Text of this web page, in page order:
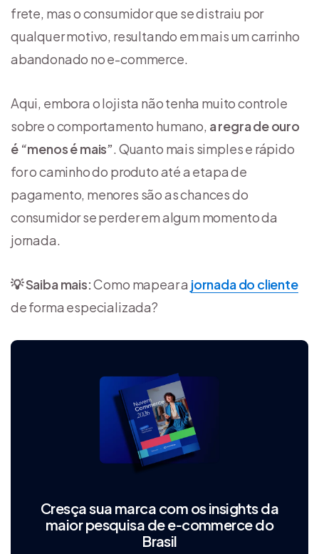
frete, mas o consumidor que se distraiu por
qualquer motivo, resultando em mais um carrinho
abandonado no e-commerce.
Aqui, embora o lojista não tenha muito controle
sobre o comportamento humano, a regra de ouro
é “menos é mais”. Quanto mais simples e rápido
for o caminho do produto até a etapa de
pagamento, menores são as chances do
consumidor se perder em algum momento da
jornada.
💡 Saiba mais:Como mapear a jornada do cliente
de forma especializada?
Cresça sua marca com os insights da
maior pesquisa de e‑commerce do
Brasil